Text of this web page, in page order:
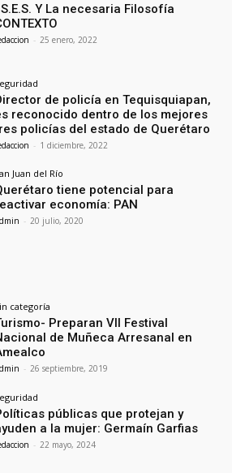
Y La necesaria Filosofía
- 25 enero, 2022
de policía en Tequisquiapan,
reconocido dentro de los mejores
policías del estado de Querétaro
- 1 diciembre, 2022
Juan del Río
tiene potencial para
economía: PAN
- 20 julio, 2020
categoría
Preparan VII Festival
de Muñeca Arresanal en
- 26 septiembre, 2019
públicas que protejan y
a la mujer: Germaín Garfias
- 22 mayo, 2024